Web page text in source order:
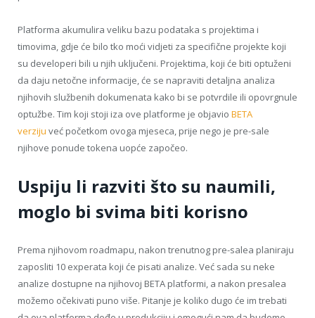
Platforma akumulira veliku bazu podataka s projektima i
timovima, gdje će bilo tko moći vidjeti za specifične projekte koji
su developeri bili u njih uključeni. Projektima, koji će biti optuženi
da daju netočne informacije, će se napraviti detaljna analiza
njihovih službenih dokumenata kako bi se potvrdile ili opovrgnule
optužbe. Tim koji stoji iza ove platforme je objavio BETA
verziju već početkom ovoga mjeseca, prije nego je pre-sale
njihove ponude tokena uopće započeo.
Uspiju li razviti što su naumili,
moglo bi svima biti korisno
Prema njihovom roadmapu, nakon trenutnog pre-salea planiraju
zaposliti 10 experata koji će pisati analize. Već sada su neke
analize dostupne na njihovoj BETA platformi, a nakon presalea
možemo očekivati puno više. Pitanje je koliko dugo će im trebati